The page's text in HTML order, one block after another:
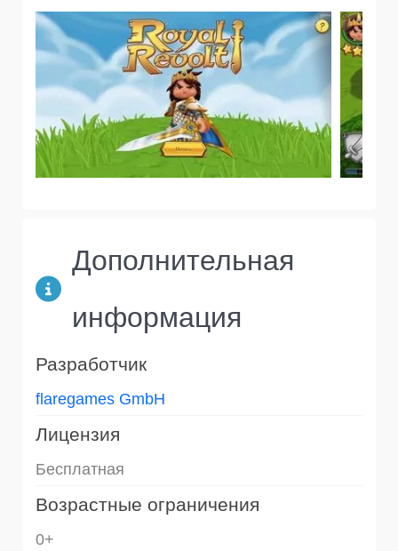
Дополнительная
информация
Разработчик
flaregames GmbH
Лицензия
Бесплатная
Возрастные ограничения
0+